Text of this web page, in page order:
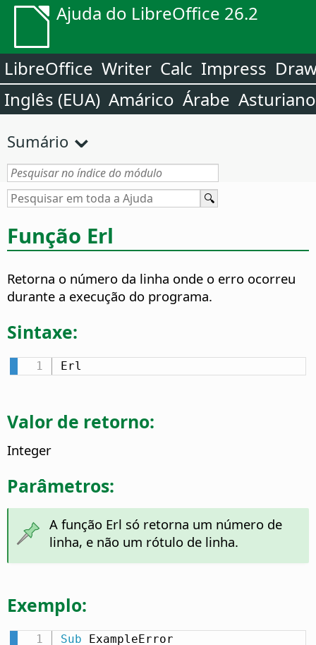
Ajuda do LibreOffice 26.2
LibreOffice Writer Calc Impress
Inglês (EUA) Amárico Árabe Asturiano
Sumário
Função Erl
Retorna o número da linha onde o erro ocorreu
durante a execução do programa.
Sintaxe:
Erl
Valor de retorno:
Integer
Parâmetros:
A função Erl só retorna um número de
linha, e não um rótulo de linha.
Exemplo:
Sub